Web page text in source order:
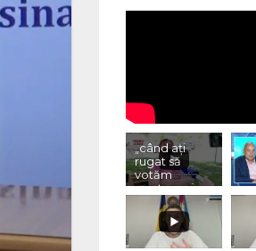
„când ați
rugat să
votăm
pentru voi,
ce ați
promis?"